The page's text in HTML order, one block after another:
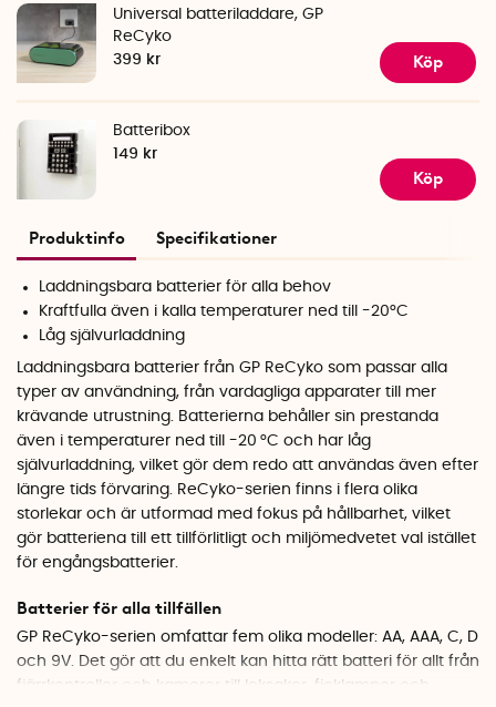
Universal batteriladdare, GP
ReCyko
399 kr
Köp
Batteribox
149 kr
Köp
Produktinfo Specifikationer
Laddningsbara batterier för alla behov
Kraftfulla även i kalla temperaturer ned till -20°C
Låg självurladdning
Laddningsbara batterier från GP ReCyko som passar alla
typer av användning, från vardagliga apparater till mer
krävande utrustning. Batterierna behåller sin prestanda
även i temperaturer ned till -20 °C och har låg
självurladdning, vilket gör dem redo att användas även efter
längre tids förvaring. ReCyko-serien finns i flera olika
storlekar och är utformad med fokus på hållbarhet, vilket
gör batteriena till ett tillförlitligt och miljömedvetet val istället
för engångsbatterier.
Batterier för alla tillfällen
GP ReCyko-serien omfattar fem olika modeller: AA, AAA, C, D
och 9V. Det gör att du enkelt kan hitta rätt batteri för allt från
fjärrkontroller och kameror till leksaker, ficklampor och